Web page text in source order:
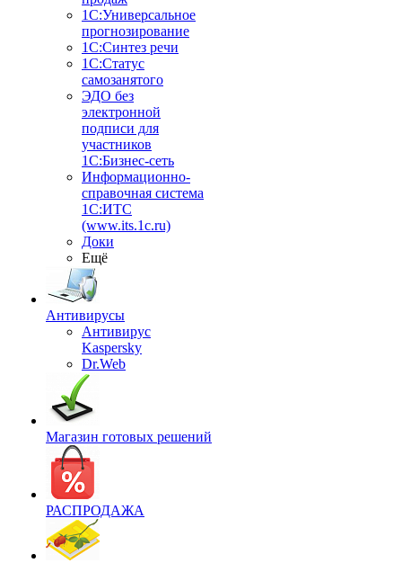
1С:Универсальное
прогнозирование
1С:Синтез речи
1С:Статус
самозанятого
ЭДО без
электронной
подписи для
участников
1С:Бизнес-сеть
Информационно-
справочная система
1С:ИТС
(www.its.1c.ru)
Доки
Ещё
Антивирусы
Антивирус
Kaspersky
Dr.Web
Магазин готовых решений
РАСПРОДАЖА